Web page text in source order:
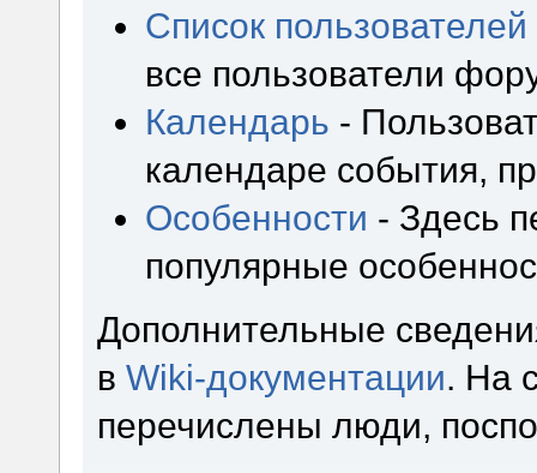
Список пользователей
все пользователи
Календарь -
календаре события,
Особенности - Здесь
популярные
Дополнительные
вWiki-документации. На
перечислены люди,